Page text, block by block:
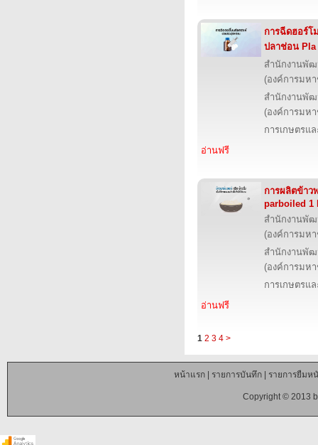
การฉีดฮอร์โ
ปลาช่อน Pla
สำนักงานพัฒ
(องค์การมห
สำนักงานพัฒ
(องค์การมห
การเกษตรแ
อ่านฟรี
การผลิตข้าว
parboiled 1
สำนักงานพัฒ
(องค์การมห
สำนักงานพัฒ
(องค์การมห
การเกษตรแ
อ่านฟรี
1 2 3 4 >
หน้าแรก| รายการบันทึก| รายการยืมห
Copyright © 2013